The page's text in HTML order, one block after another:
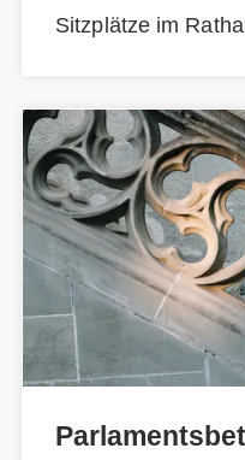
Sitzplätze im